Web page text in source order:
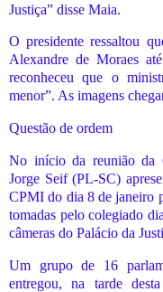
Justiça” disse Maia.
O presidente ressaltou
Alexandre de Moraes
reconheceu que o
menor”. As imagens
Questão de ordem
No início da reunião da
Jorge Seif (PL-SC)
CPMI do dia 8 de janeiro
tomadas pelo colegiado
câmeras do Palácio da
Um grupo de 16
entregou, na tarde